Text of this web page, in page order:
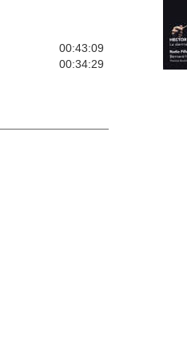
00:43:09
00:34:29